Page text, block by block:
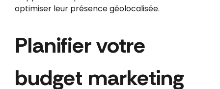
optimiser leur présence géolocalisée.
Planifier votre
budget marketing